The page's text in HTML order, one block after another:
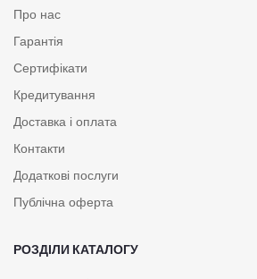
Про нас
Гарантія
Сертифікати
Кредитування
Доставка і оплата
Контакти
Додаткові послуги
Публічна оферта
РОЗДІЛИ КАТАЛОГУ